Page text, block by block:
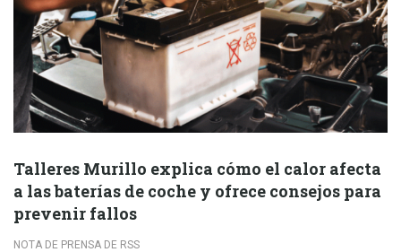
Talleres Murillo explica cómo el calor afecta
a las baterías de coche y ofrece consejos para
prevenir fallos
NOTA DE PRENSA DE RSS